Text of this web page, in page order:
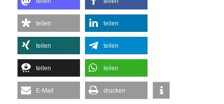
teilen teilen
teilen teilen
teilen teilen
E-Mail drucken